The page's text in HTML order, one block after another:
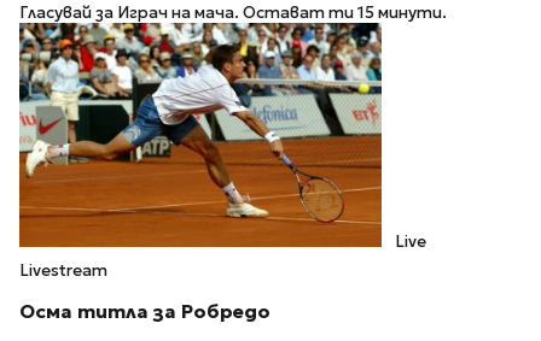
Гласувай за Играч на мача. Остават ти 15 минути.
Live
Livestream
Осма титла за Робредо